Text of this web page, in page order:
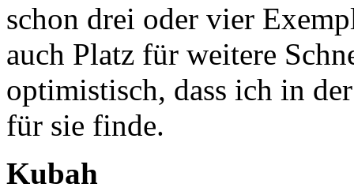
schon drei oder vier
auch Platz für weitere
optimistisch, dass ich in
für sie finde.
Kubah